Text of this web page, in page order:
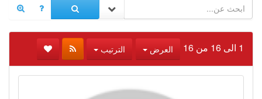
1 الى 16 من 16 العرض الترتيب